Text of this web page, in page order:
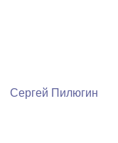
Сергей Пилюгин